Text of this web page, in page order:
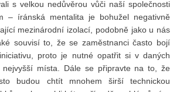
s velkou nedůvěrou vůči naší společnosti
– íránská mentalita je bohužel negativně
mezinárodní izolací, podobně jako u nás
souvisí to, že se zaměstnanci často bojí
proto je nutné opatřit si v daných
nejvyšší místa. Dále se připravte na to, že
budou chtít mnohem širší technickou